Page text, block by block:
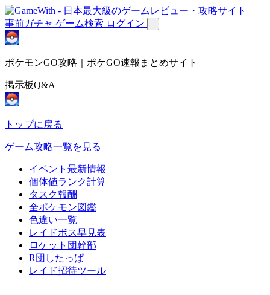
事前ガチャ ゲーム検索 ログイン
ポケモンGO攻略｜ポケGO速報まとめサイト
掲示板Q&A
トップに戻る
ゲーム攻略一覧を見る
イベント最新情報
個体値ランク計算
タスク報酬
全ポケモン図鑑
色違い一覧
レイドボス早見表
ロケット団幹部
R団したっぱ
レイド招待ツール